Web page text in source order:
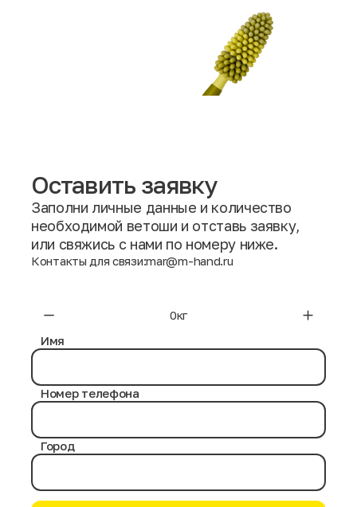
Оставить заявку
Заполни личные данные и количество
необходимой ветоши и отставь заявку,
или свяжись с нами по номеру ниже.
Контакты для связи:mar@m-hand.ru
Имя
Номер телефона
Город